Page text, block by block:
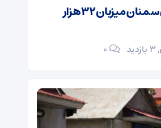
۲۷۹ پایگاه تابستانی استان سمنان میزبان ۳۲ هزار
۰